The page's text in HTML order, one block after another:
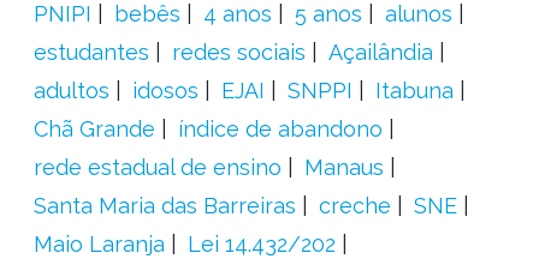
PNIPI
bebês 4 anos 5 anos
alunos
estudantes
redes sociais
Açailândia
adultos
idosos EJAI SNPPI
Itabuna
Chã Grande
índice de abandono
rede estadual de ensino
Manaus
Santa Maria das Barreiras
creche
SNE
Maio Laranja
Lei 14.432/202